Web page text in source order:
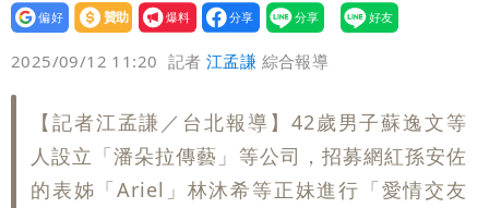
設為
贊助
我要
爆料
2025/09/12 11:20 記者江孟謙 綜合報導
【記者江孟謙／台北報導】42歲男子蘇逸文等
人設立「潘朵拉傳藝」等公司，招募網紅孫安佐
的表姊「Ariel」林沐希等正妹進行「愛情交友